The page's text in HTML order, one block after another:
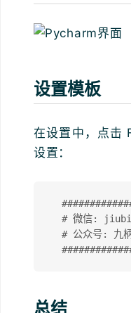
设置模板
在设置中，点
设置：
# 微信:
# 公众号: 九
总结